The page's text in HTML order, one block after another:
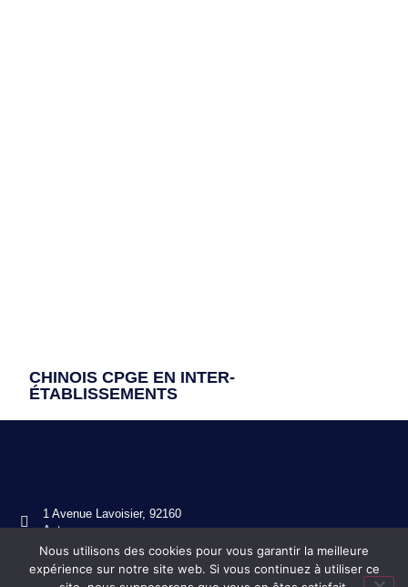
CHINOIS CPGE EN INTER-
ÉTABLISSEMENTS
1 Avenue Lavoisier, 92160
Antony
01 46 11 49 80
ce.0920130s@ac-versailles.fr
Nous utilisons des cookies pour vous garantir la meilleure
expérience sur notre site web. Si vous continuez à utiliser ce